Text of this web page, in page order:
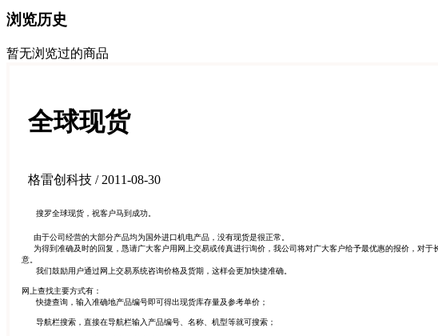
浏览历史
暂无浏览过的商品
全球现货
格雷创科技 / 2011-08-30
搜罗全球现货，祝客户马到成功。
由于公司经营的大部分产品均为国外进口机电产品，没有现货是很正常。
为得到准确及时的回复，恳请广大客户用网上交易或传真进行询价，我公司将对广大客户给予最优惠的报价，对
意。
我们鼓励用户通过网上交易系统咨询价格及货期，这样会更加快捷准确。
网上查找主要方式有：
快捷查询，输入准确地产品编号即可得出现货库存量及参考单价；
导航栏搜索，直接在导航栏输入产品编号、名称、机型等就可搜索；